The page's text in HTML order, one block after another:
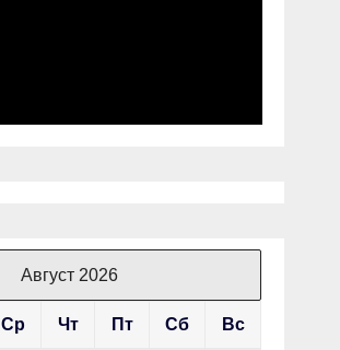
Август 2026
Ср Чт Пт Сб Вс